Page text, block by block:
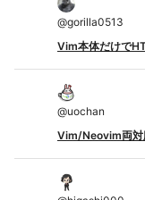
@gorilla0513
Vim本体だけで
@uochan
Vim/Neovim両対